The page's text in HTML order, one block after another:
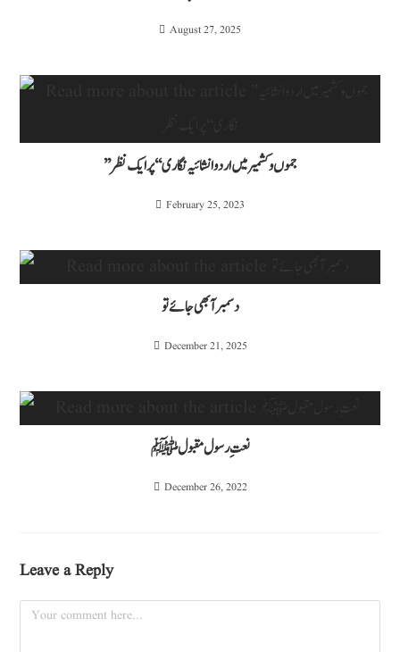
August 27, 2025
’’جموں و کشمیر میں اردو انشائیہ نگاری‘‘ پر ایک نظر
February 25, 2023
دسمبر آبھی جائے تو
December 21, 2025
نعتِ رسول مقبول ﷺ
December 26, 2022
Leave a Reply